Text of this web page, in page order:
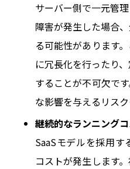
サーバー側で一元管
障害が発生した場合
る可能性があります
に冗長化を行ったり
することが不可欠で
な影響を与えるリス
継続的なランニング
SaaSモデルを採用
コストが発生します